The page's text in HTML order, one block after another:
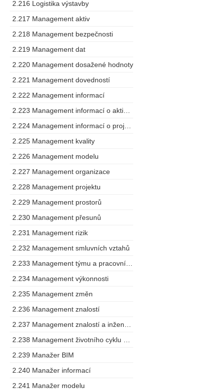
2.216 Logistika výstavby
2.217 Management aktiv
2.218 Management bezpečnosti
2.219 Management dat
2.220 Management dosažené hodnoty
2.221 Management dovedností
2.222 Management informací
2.225 Management kvality
2.226 Management modelu
2.227 Management organizace
2.228 Management projektu
2.229 Management prostorů
2.230 Management přesunů
2.231 Management rizik
2.232 Management smluvních vztahů
2.234 Management výkonnosti
2.235 Management změn
2.236 Management znalostí
2.239 Manažer BIM
2.240 Manažer informací
2.241 Manažer modelu